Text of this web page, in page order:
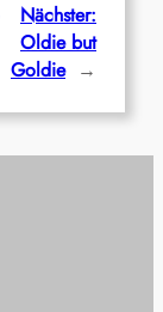
Nächster:
Oldie but
Goldie →